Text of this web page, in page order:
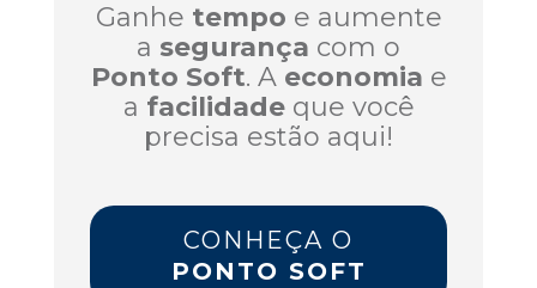
Ganhe tempo e aumente
a segurança com o
Ponto Soft. A economia e
a facilidadeque você
precisa estão aqui!
CONHEÇA O
PONTO SOFT